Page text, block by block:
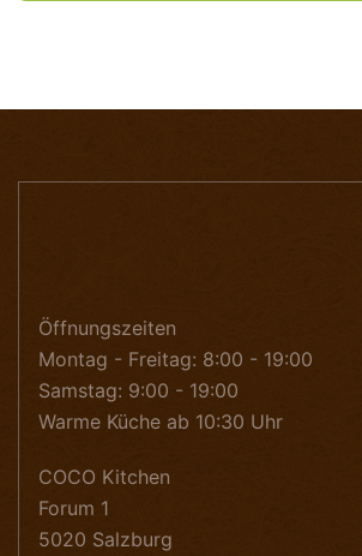
Öffnungszeiten
Montag - Freitag: 8:00 - 19:00
Samstag: 9:00 - 19:00
Warme Küche ab 10:30 Uhr
COCO Kitchen
Forum 1
5020 Salzburg